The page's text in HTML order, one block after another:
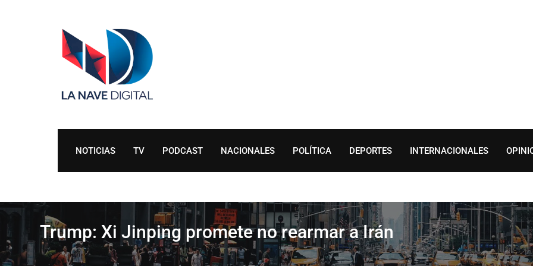
NOTICIAS TV PODCAST NACIONALES POLÍTICA DEPORTES INTERNACIONALES
Trump: Xi Jinping promete no rearmar a Irán